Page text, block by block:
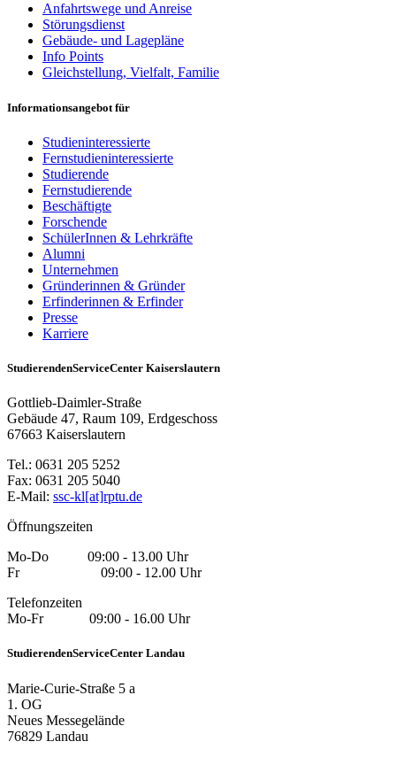
Anfahrtswege und Anreise
Störungsdienst
Gebäude- und Lagepläne
Info Points
Gleichstellung, Vielfalt, Familie
Informationsangebot für
Studieninteressierte
Fernstudieninteressierte
Studierende
Fernstudierende
Beschäftigte
Forschende
SchülerInnen & Lehrkräfte
Alumni
Unternehmen
Gründerinnen & Gründer
Erfinderinnen & Erfinder
Presse
Karriere
StudierendenServiceCenter Kaiserslautern
Gottlieb-Daimler-Straße
Gebäude 47, Raum 109, Erdgeschoss
67663 Kaiserslautern
Tel.: 0631 205 5252
Fax: 0631 205 5040
E-Mail: ssc-kl[at]rptu.de
Öffnungszeiten
Mo-Do 09:00 - 13.00 Uhr
Fr 09:00 - 12.00 Uhr
Telefonzeiten
Mo-Fr 09:00 - 16.00 Uhr
StudierendenServiceCenter Landau
Marie-Curie-Straße 5 a
1. OG
Neues Messegelände
76829 Landau